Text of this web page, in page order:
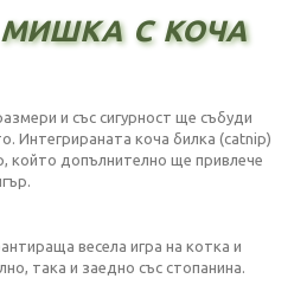
с коча
и със сигурност ще събуди
Интегрираната коча билка (catnip)
който допълнително ще привлече
весела игра на котка и
така и заедно със стопанина.